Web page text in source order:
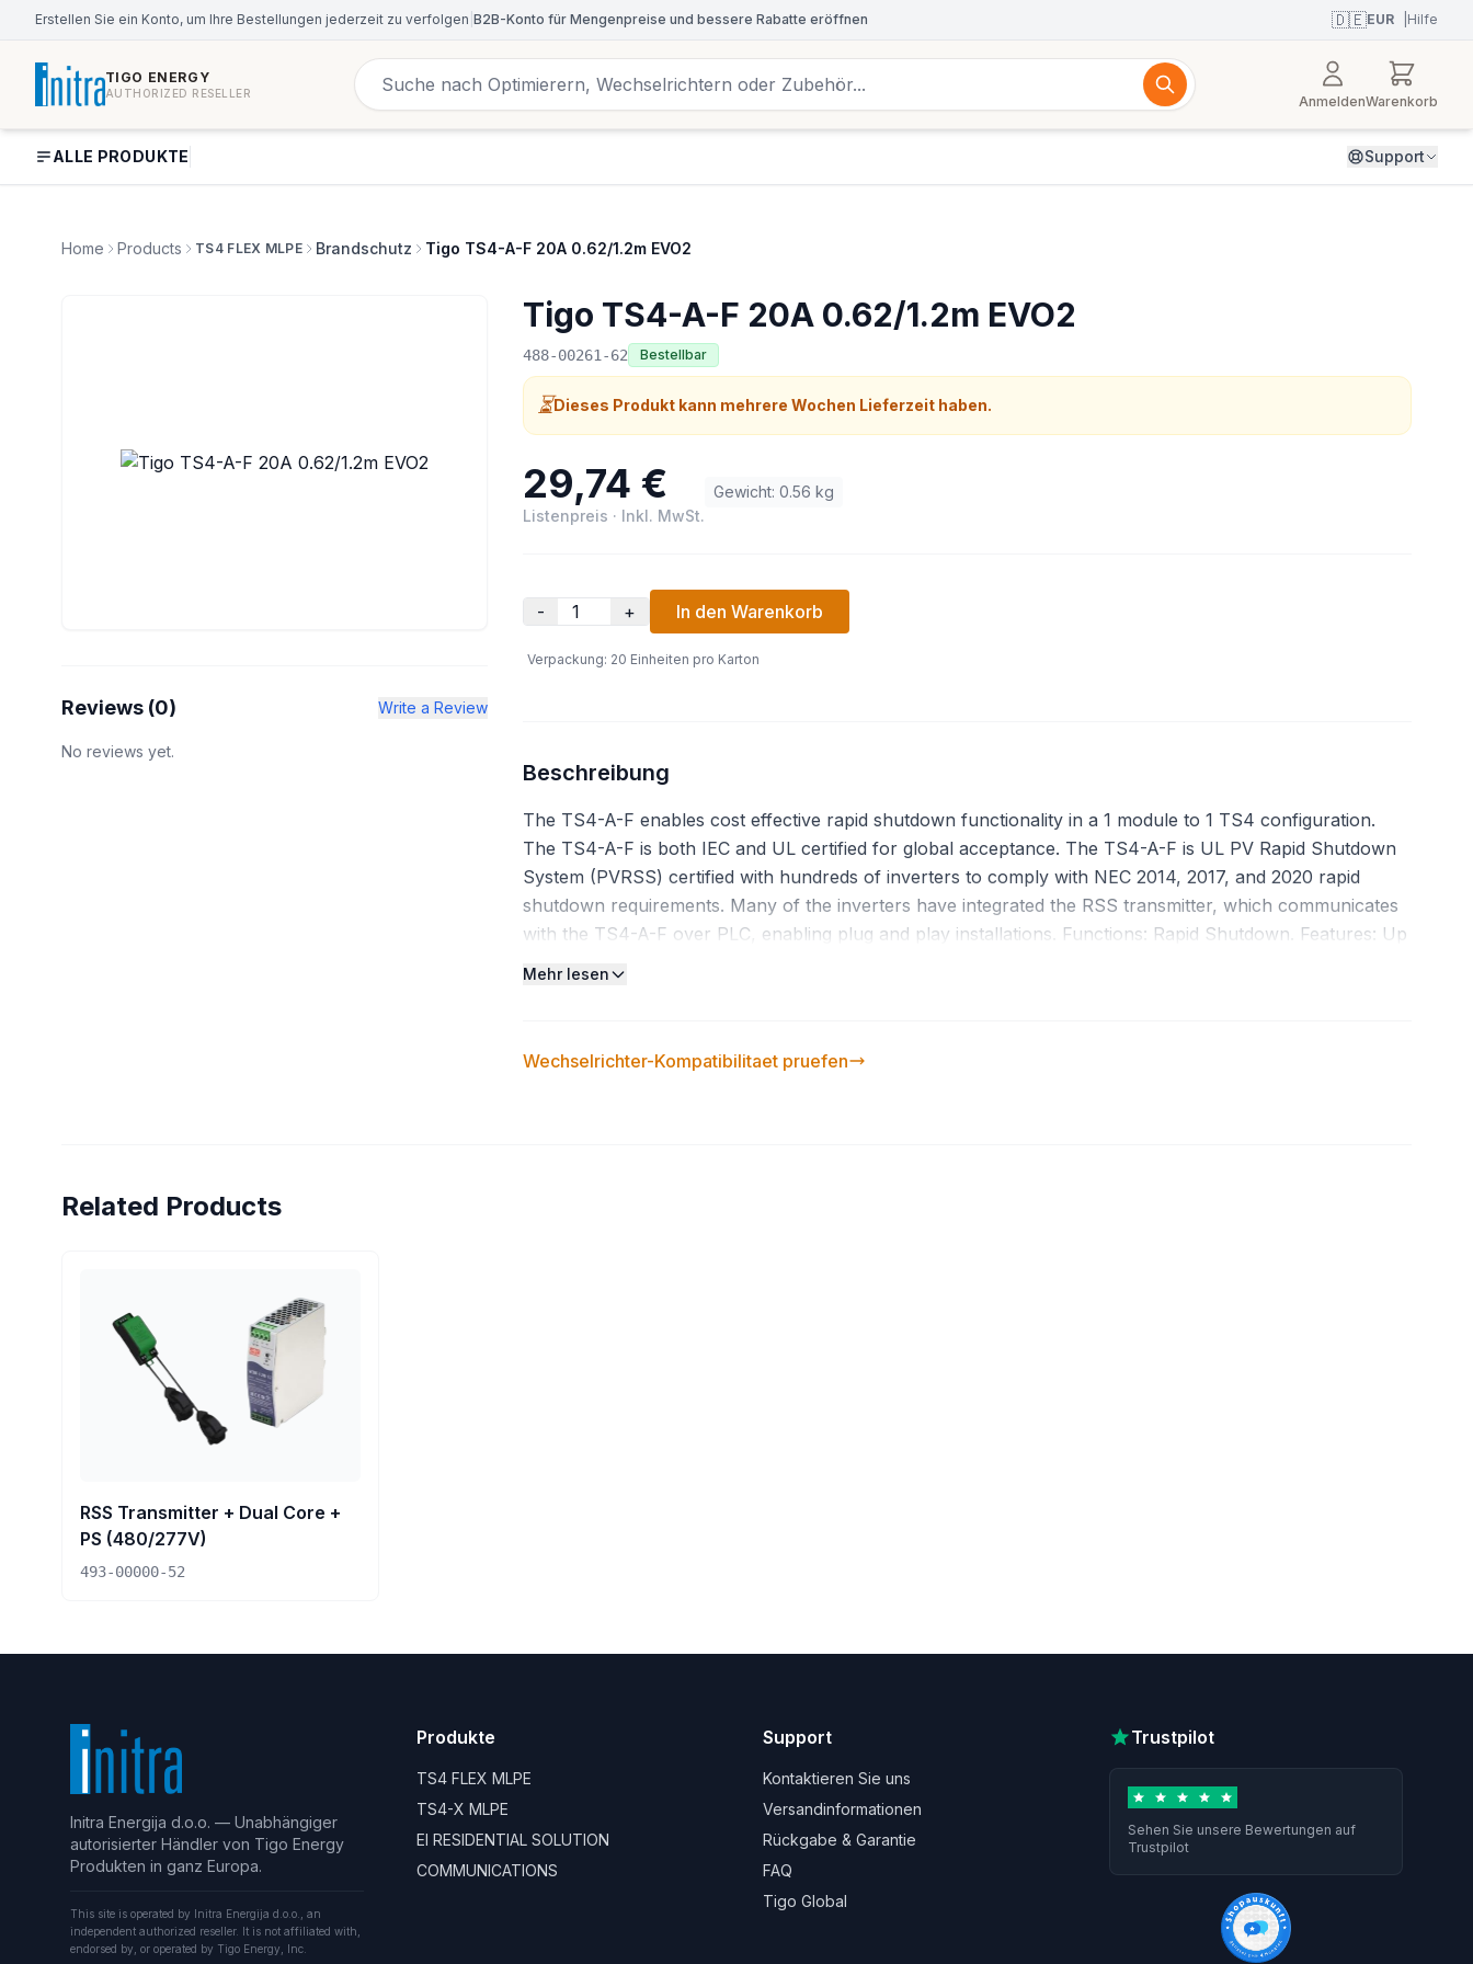
Erstellen Sie ein Konto, um Ihre Bestellungen jederzeit zu verfolgen B2B-Konto für Mengenpreise und bessere Rabatte eröffnen 🇩🇪EUR Hilfe
TIGO ENERGY
AUTHORIZED RESELLER AnmeldenWarenkorb
ALLE PRODUKTE Support
Home Products TS4 FLEX MLPE Brandschutz Tigo TS4-A-F 20A 0.62/1.2m EVO2
Reviews (0) Write a Review
No reviews yet.
Tigo TS4-A-F 20A 0.62/1.2m EVO2
488-00261-62 Bestellbar
⏳Dieses Produkt kann mehrere Wochen Lieferzeit haben.
29,74 €
Listenpreis · Inkl. MwSt.
Gewicht:0.56 kg
- + In den Warenkorb
Verpackung: 20 Einheiten pro Karton
Beschreibung
The TS4-A-F enables cost effective rapid shutdown functionality in a 1 module to 1 TS4 configuration.
The TS4-A-F is both IEC and UL certified for global acceptance. The TS4-A-F is UL PV Rapid Shutdown
System (PVRSS) certified with hundreds of inverters to comply with NEC 2014, 2017, and 2020 rapid
shutdown requirements. Many of the inverters have integrated the RSS transmitter, which communicates
with the TS4-A-F over PLC, enabling plug and play installations. Functions: Rapid Shutdown. Features: Up
to 725W (UL) 700W (IEC) per channel, IEC and UL certified, Meets US NEC rapid shutdown safety
Mehr lesen
Wechselrichter-Kompatibilitaet pruefen
Related Products
RSS Transmitter + Dual Core +
PS (480/277V)
493-00000-52
Initra Energija d.o.o. — Unabhängiger
autorisierter Händler von Tigo Energy
Produkten in ganz Europa.
This site is operated by Initra Energija d.o.o., an
independent authorized reseller. It is not affiliated with,
endorsed by, or operated by Tigo Energy, Inc.
Produkte
TS4 FLEX MLPE
TS4-X MLPE
EI RESIDENTIAL SOLUTION
COMMUNICATIONS
Support
Kontaktieren Sie uns
Versandinformationen
Rückgabe & Garantie
FAQ
Tigo Global
Trustpilot
Sehen Sie unsere Bewertungen auf
Trustpilot